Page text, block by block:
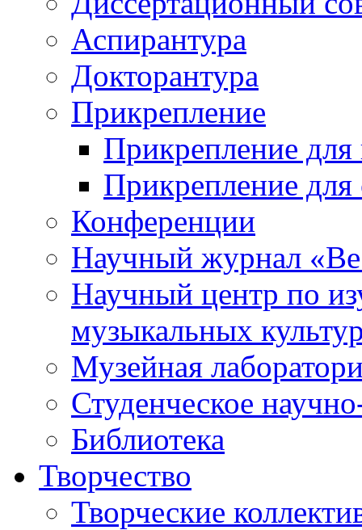
Аспирантура
Докторантура
Прикрепление
Прикрепление для
Прикрепление для
Конференции
Научный журнал
Научный центр по
музыкальных
Музейная
Студенческое
Библиотека
Творчество
Творческие